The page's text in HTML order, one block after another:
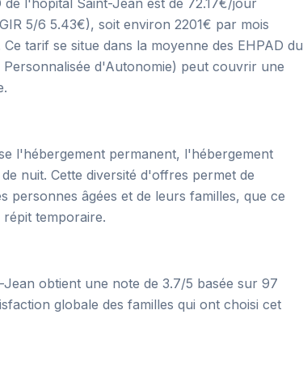
5/6 5.43€), soit environ 2201€ par mois
tarif se situe dans la moyenne des EHPAD du
d'Autonomie) peut couvrir une
l'hébergement permanent, l'hébergement
nuit. Cette diversité d'offres permet de
personnes âgées et de leurs familles, que ce
temporaire.
obtient une note de 3.7/5 basée sur 97
globale des familles qui ont choisi cet